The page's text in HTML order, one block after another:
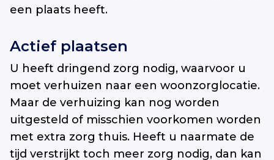
een plaats heeft.
Actief plaatsen
U heeft dringend zorg nodig, waarvoor u
moet verhuizen naar een woonzorglocatie.
Maar de verhuizing kan nog worden
uitgesteld of misschien voorkomen worden
met extra zorg thuis. Heeft u naarmate de
tijd verstrijkt toch meer zorg nodig, dan kan